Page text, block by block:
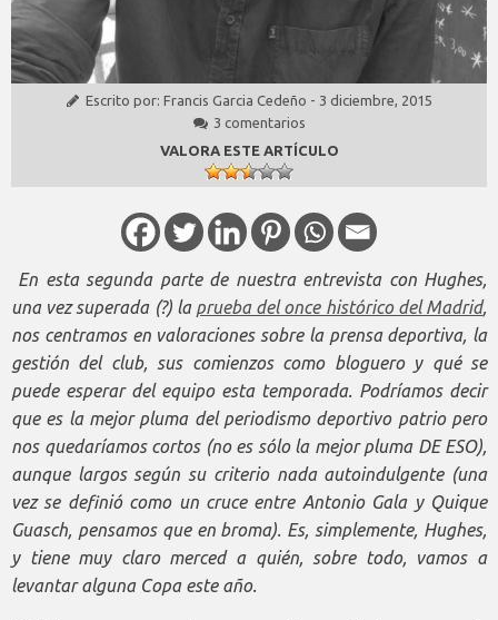
Escrito por: Francis Garcia Cedeño - 3 diciembre, 2015
3 comentarios
VALORA ESTE ARTÍCULO
En esta segunda parte de nuestra entrevista con Hughes,
una vez superada (?) la prueba del once histórico del Madrid,
nos centramos en valoraciones sobre la prensa deportiva, la
gestión del club, sus comienzos como bloguero y qué se
puede esperar del equipo esta temporada. Podríamos decir
que es la mejor pluma del periodismo deportivo patrio pero
nos quedaríamos cortos (no es sólo la mejor pluma DE ESO),
aunque largos según su criterio nada autoindulgente (una
vez se definió como un cruce entre Antonio Gala y Quique
Guasch, pensamos que en broma). Es, simplemente, Hughes,
y tiene muy claro merced a quién, sobre todo, vamos a
levantar alguna Copa este año.